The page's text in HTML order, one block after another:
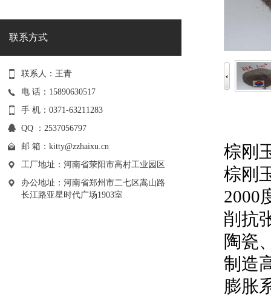
联系方式
联系人：王青
电 话：15890630517
手 机：0371-63211283
QQ ：2537056797
邮 箱： kitty@zzhaixu.cn
工厂地址：河南省荥阳市高村工业园区
办公地址：河南省郑州市二七区嵩山路
长江路亚星时代广场1903室
棕刚
棕刚
2000
削抗
陶瓷
制造
膨胀